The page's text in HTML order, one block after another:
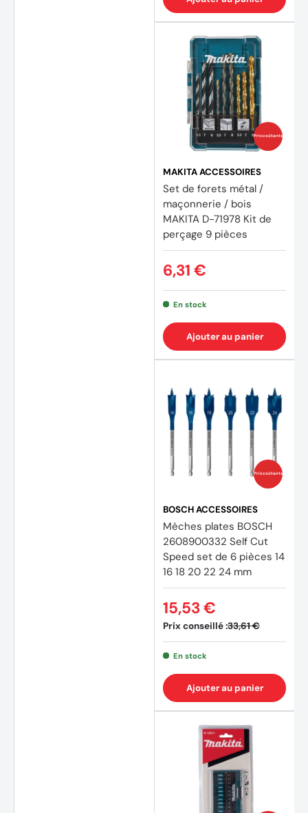
Prix coûtants
MAKITA ACCESSOIRES
Set de forets métal /
maçonnerie / bois
MAKITA D-71978 Kit de
perçage 9 pièces
6,31 €
En stock
Ajouter au panier
Prix coûtants
BOSCH ACCESSOIRES
Mèches plates BOSCH
2608900332 Self Cut
Speed set de 6 pièces 14
16 18 20 22 24 mm
Prix conseillé :33,61 €
15,53 €
En stock
Ajouter au panier